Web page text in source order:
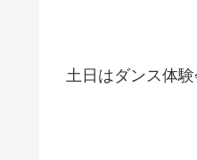
土日はダンス体験